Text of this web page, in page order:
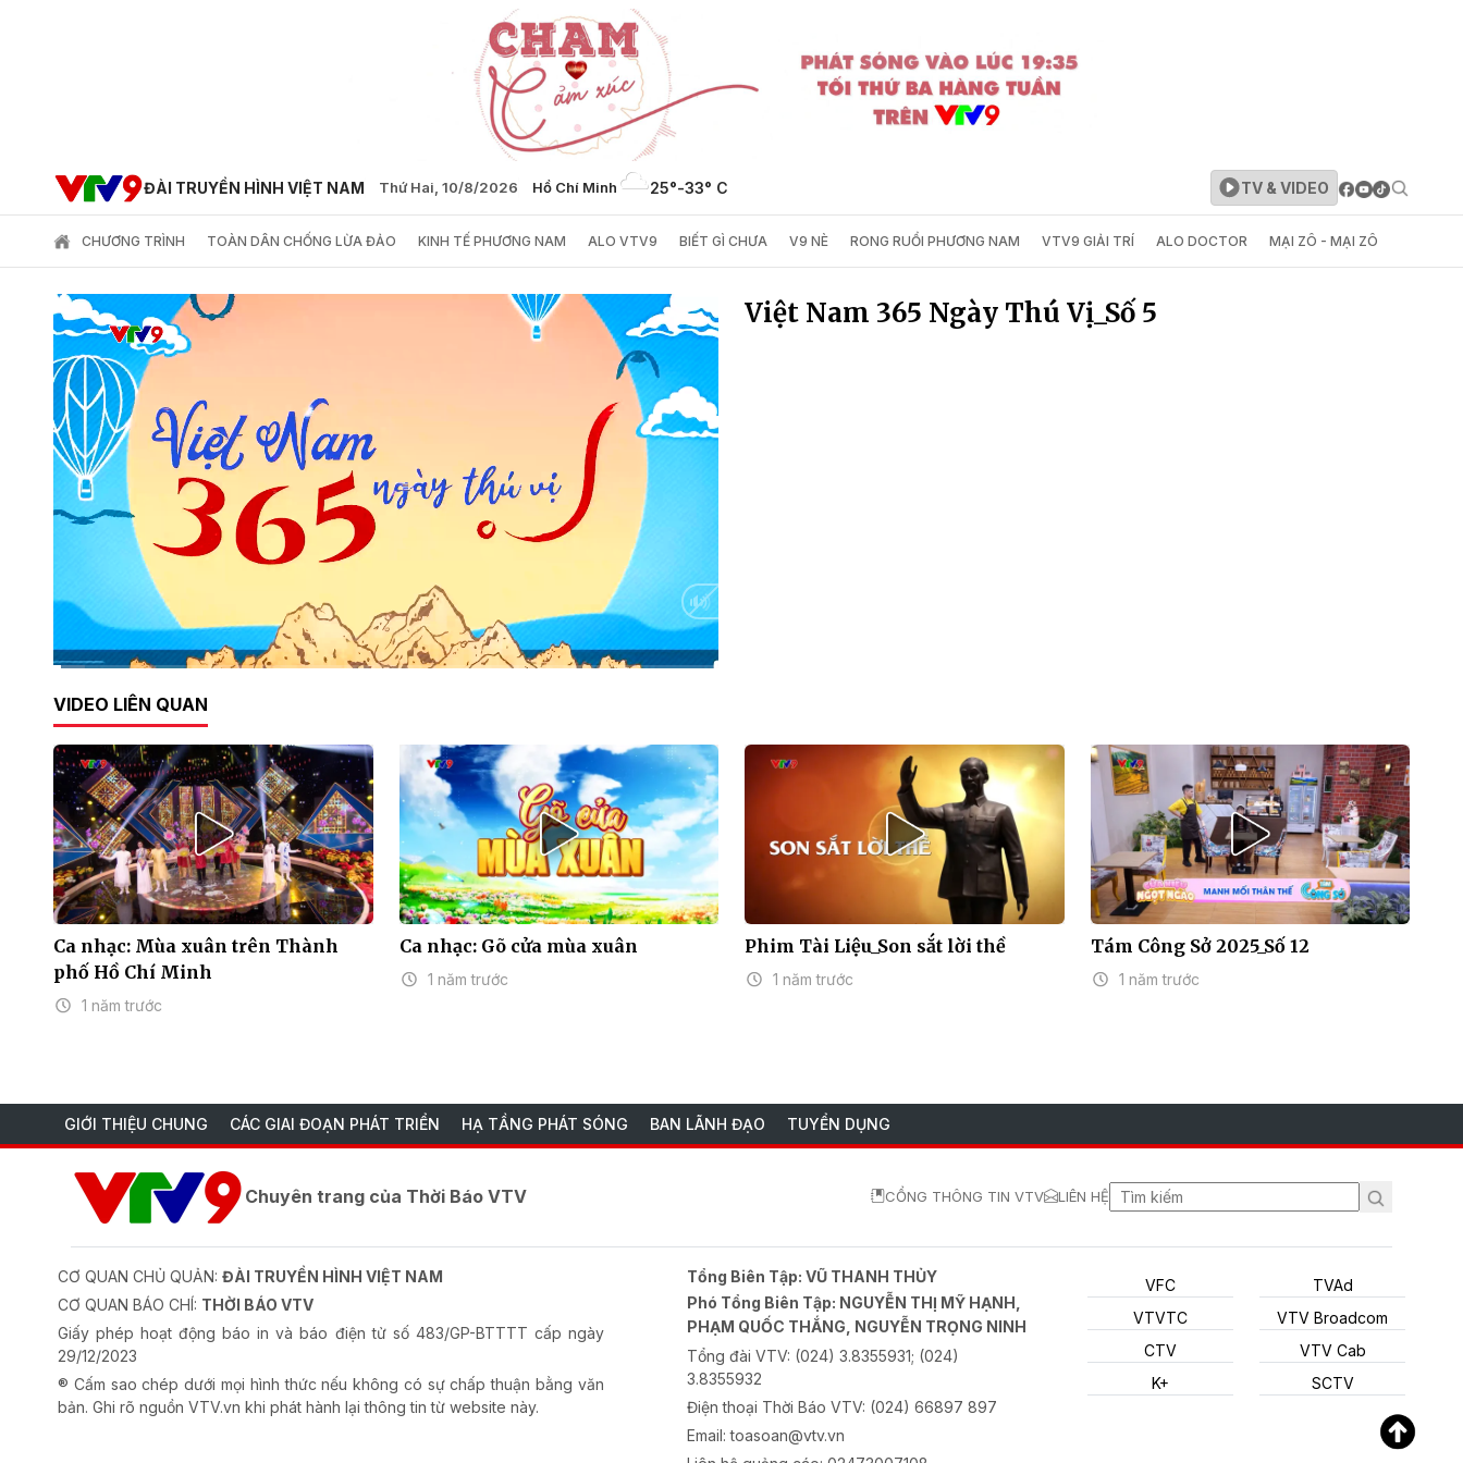
ĐÀI TRUYỀN HÌNH VIỆT NAM Thứ Hai, 10/8/2026 Hồ Chí Minh 25°-33° C TV & VIDEO
CHƯƠNG TRÌNH TOÀN DÂN CHỐNG LỪA ĐẢO KINH TẾ PHƯƠNG NAM ALO VTV9 BIẾT GÌ CHƯA V9 NÈ RONG RUỔI PHƯƠNG NAM VTV9 GIẢI TRÍ ALO DOCTOR MẠI ZÔ - MẠI ZÔ
Việt Nam 365 Ngày Thú Vị_Số 5
VIDEO LIÊN QUAN
Ca nhạc: Mùa xuân trên Thành
phố Hồ Chí Minh
1 năm trước
Ca nhạc: Gõ cửa mùa xuân
1 năm trước
Phim Tài Liệu_Son sắt lời thề
1 năm trước
Tám Công Sở 2025_Số 12
1 năm trước
GIỚI THIỆU CHUNG CÁC GIAI ĐOẠN PHÁT TRIỂN HẠ TẦNG PHÁT SÓNG BAN LÃNH ĐẠO TUYỂN DỤNG
Chuyên trang của Thời Báo VTV CỔNG THÔNG TIN VTV LIÊN HỆ
CƠ QUAN CHỦ QUẢN: ĐÀI TRUYỀN HÌNH VIỆT NAM
CƠ QUAN BÁO CHÍ: THỜI BÁO VTV
Giấy phép hoạt động báo in và báo điện tử số 483/GP-BTTTT cấp ngày
29/12/2023
® Cấm sao chép dưới mọi hình thức nếu không có sự chấp thuận bằng văn
bản. Ghi rõ nguồn VTV.vn khi phát hành lại thông tin từ website này.
Tổng Biên Tập:VŨ THANH THỦY
Phó Tổng Biên Tập: NGUYỄN THỊ MỸ HẠNH,
PHẠM QUỐC THẮNG, NGUYỄN TRỌNG NINH
Tổng đài VTV: (024) 3.8355931; (024)
3.8355932
Điện thoại Thời Báo VTV: (024) 66897 897
Email:toasoan@vtv.vn
VFC
VTVTC
CTV
K+
TVAd
VTV Broadcom
VTV Cab
SCTV